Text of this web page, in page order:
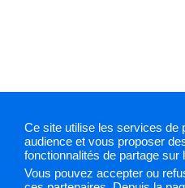
Ce site utilise les services de
audience et vous proposer
fonctionnalités de partage
Vous pouvez accepter ou
Mentions légales Plan du
Gestion